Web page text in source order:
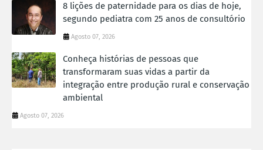
8 lições de paternidade para os dias de hoje,
segundo pediatra com 25 anos de consultório
Agosto 07, 2026
Conheça histórias de pessoas que
transformaram suas vidas a partir da
integração entre produção rural e conservação
ambiental
Agosto 07, 2026